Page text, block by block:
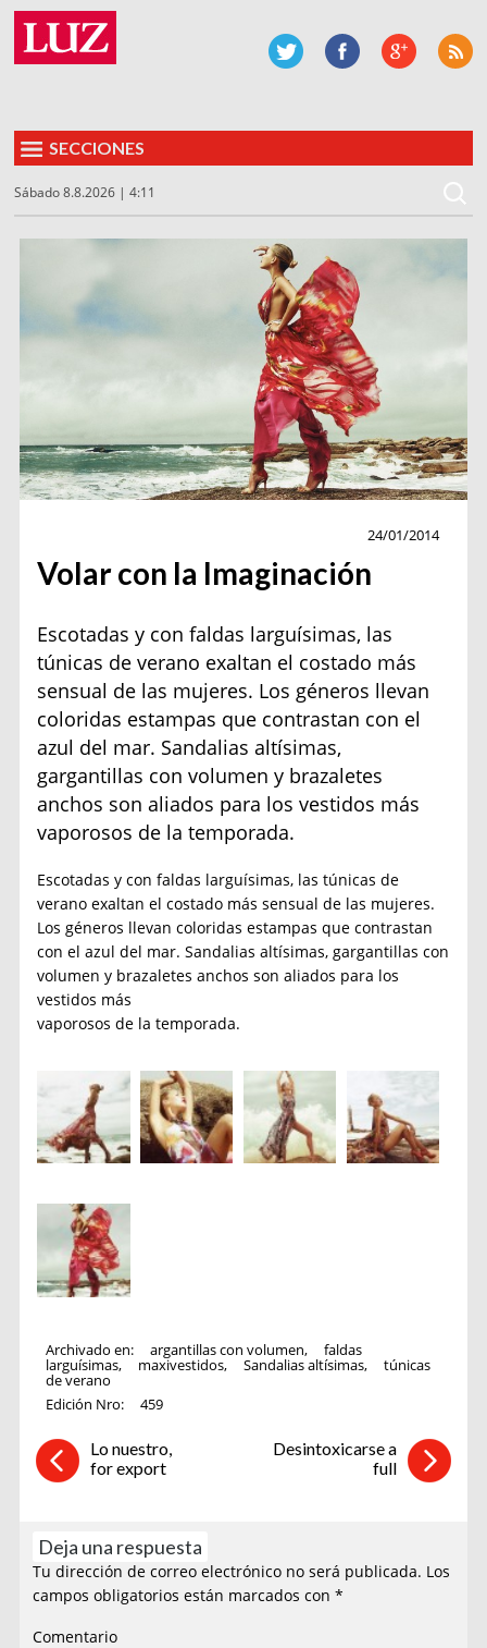
SECCIONES
Sábado 8.8.2026 | 4:11
24/01/2014
Volar con la Imaginación
Escotadas y con faldas larguísimas, las
túnicas de verano exaltan el costado más
sensual de las mujeres. Los géneros llevan
coloridas estampas que contrastan con el
azul del mar. Sandalias altísimas,
gargantillas con volumen y brazaletes
anchos son aliados para los vestidos más
vaporosos de la temporada.
Escotadas y con faldas larguísimas, las túnicas de
verano exaltan el costado más sensual de las mujeres.
Los géneros llevan coloridas estampas que contrastan
con el azul del mar. Sandalias altísimas, gargantillas con
volumen y brazaletes anchos son aliados para los
vestidos más
vaporosos de la temporada.
Archivado en: argantillas con volumen, faldas
larguísimas, maxivestidos, Sandalias altísimas, túnicas
de verano
Edición Nro:
459
Lo nuestro,
for export
Desintoxicarse a
full
Deja una respuesta
Tu dirección de correo electrónico no será publicada. Los
campos obligatorios están marcados con*
Comentario